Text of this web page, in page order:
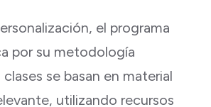
el programa
por su metodología
se basan en material
utilizando recursos